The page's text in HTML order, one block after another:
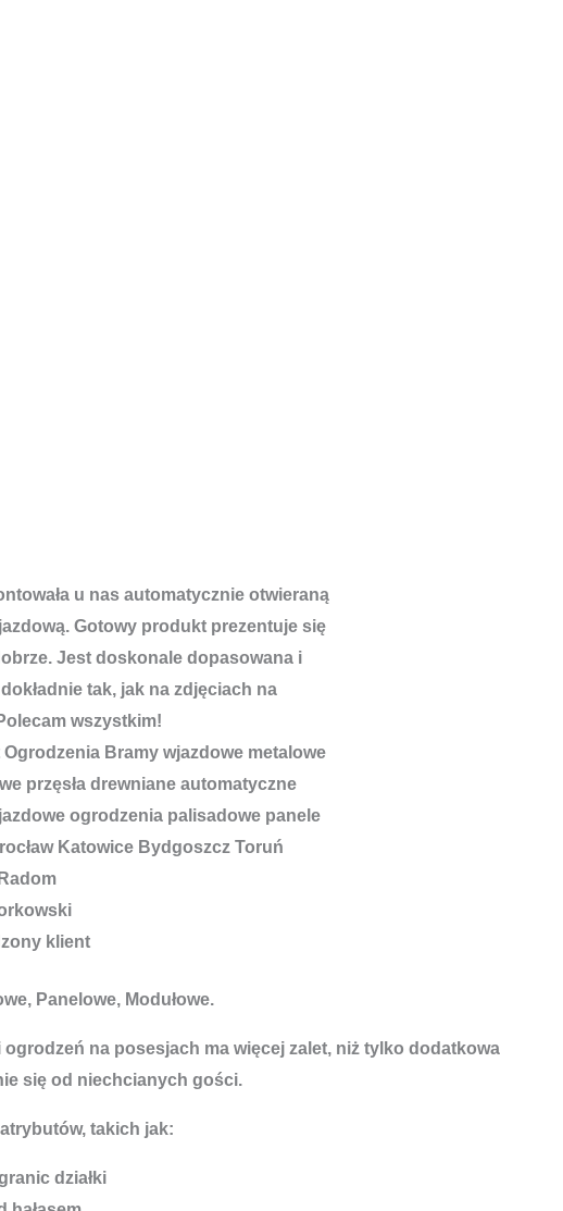
u nas automatycznie otwieraną
Gotowy produkt prezentuje się
Jest doskonale dopasowana i
tak, jak na zdjęciach na
wszystkim!
klient
Panelowe, Modułowe.
ogrodzeń na posesjach ma więcej zalet, niż tylko dodatkowa
się od niechcianych gości.
takich jak:
działki